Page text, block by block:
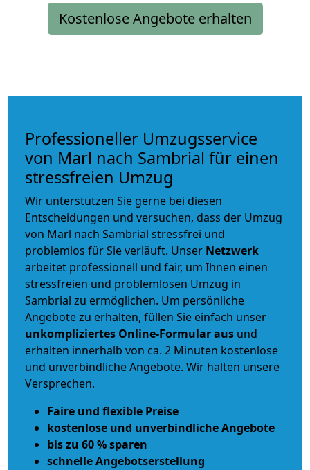
Kostenlose Angebote erhalten
Professioneller Umzugsservice
von Marl nach Sambrial für einen
stressfreien Umzug
Wir unterstützen Sie gerne bei diesen
Entscheidungen und versuchen, dass der Umzug
von Marl nach Sambrial stressfrei und
problemlos für Sie verläuft. Unser Netzwerk
arbeitet professionell und fair, um Ihnen einen
stressfreien und problemlosen Umzug in
Sambrial zu ermöglichen. Um persönliche
Angebote zu erhalten, füllen Sie einfach unser
unkompliziertes Online-Formular aus und
erhalten innerhalb von ca. 2 Minuten kostenlose
und unverbindliche Angebote. Wir halten unsere
Versprechen.
Faire und flexible Preise
kostenlose und unverbindliche Angebote
bis zu 60 % sparen
schnelle Angebotserstellung